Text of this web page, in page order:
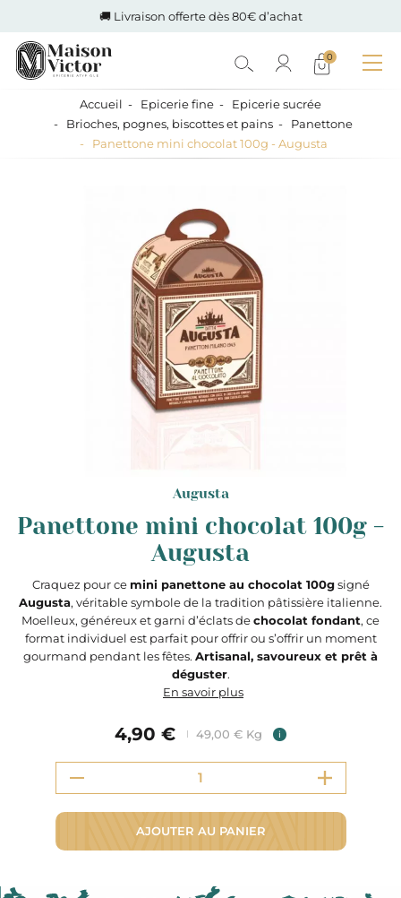
🚚 Livraison offerte dès 80€ d’achat
0
Accueil Epicerie fine
Epicerie sucrée
Brioches, pognes, biscottes et pains
Panettone
Panettone mini chocolat 100g - Augusta
Augusta
Panettone mini chocolat 100g -
Augusta
Craquez pour ce mini panettone au chocolat 100gsigné
Augusta, véritable symbole de la tradition pâtissière italienne.
Moelleux, généreux et garni d’éclats dechocolat fondant, ce
format individuel est parfait pour offrir ou s’offrir un moment
gourmand pendant les fêtes. Artisanal, savoureux et prêt à
déguster.
En savoir plus
4,90 € 49,00 € Kg i
AJOUTER AU PANIER